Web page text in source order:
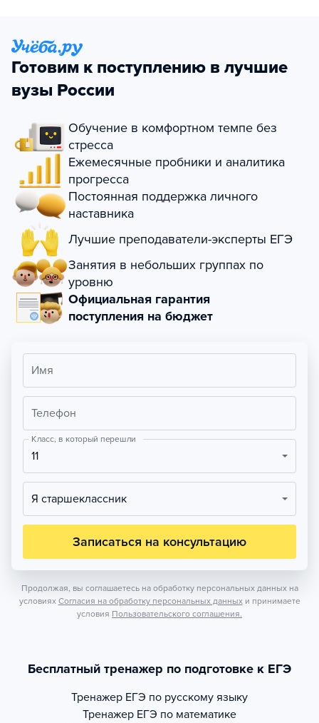
Готовим к поступлению в лучшие
вузы России
Обучение в комфортном темпе без
стресса
Ежемесячные пробники и аналитика
прогресса
Постоянная поддержка личного
наставника
Лучшие преподаватели-эксперты ЕГЭ
Занятия в небольших группах по
уровню
Официальная гарантия
поступления на бюджет
Имя
Телефон
Класс, в который перешли
11
Я старшеклассник
Записаться на консультацию
Продолжая, вы соглашаетесь на обработку персональных данных на
условиях Согласия на обработку персональных данных и принимаете
условия Пользовательского соглашения.
Бесплатный тренажер по подготовке к ЕГЭ
Тренажер ЕГЭ по русскому языку
Тренажер ЕГЭ по математике